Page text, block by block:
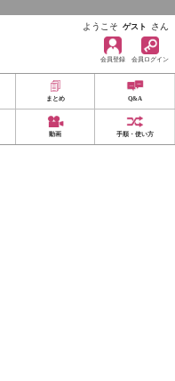
ようこそ ゲスト さん
会員登録 会員ログイン
まとめ Q&A
動画 手順・使い方